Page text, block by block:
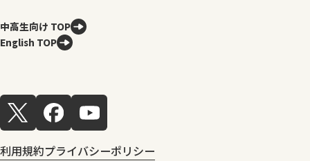
中高生向け TOP
English TOP
利用規約プライバシーポリシー